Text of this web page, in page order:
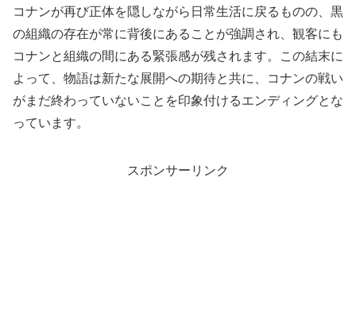
コナンが再び正体を隠しながら日常生活に戻るものの、黒
の組織の存在が常に背後にあることが強調され、観客にも
コナンと組織の間にある緊張感が残されます。この結末に
よって、物語は新たな展開への期待と共に、コナンの戦い
がまだ終わっていないことを印象付けるエンディングとな
っています。
スポンサーリンク